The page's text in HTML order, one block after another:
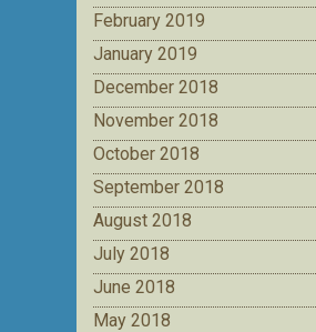
February 2019
January 2019
December 2018
November 2018
October 2018
September 2018
August 2018
July 2018
June 2018
May 2018